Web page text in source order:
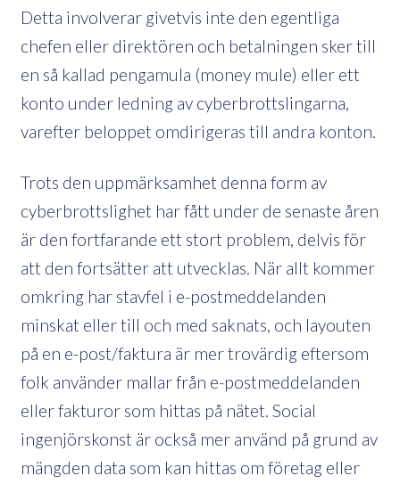
Detta involverar givetvis inte den egentliga
chefen eller direktören och betalningen sker till
en så kallad pengamula (money mule) eller ett
konto under ledning av cyberbrottslingarna,
varefter beloppet omdirigeras till andra konton.
Trots den uppmärksamhet denna form av
cyberbrottslighet har fått under de senaste åren
är den fortfarande ett stort problem, delvis för
att den fortsätter att utvecklas. När allt kommer
omkring har stavfel i e-postmeddelanden
minskat eller till och med saknats, och layouten
på en e-post/faktura är mer trovärdig eftersom
folk använder mallar från e-postmeddelanden
eller fakturor som hittas på nätet. Social
ingenjörskonst är också mer använd på grund av
mängden data som kan hittas om företag eller